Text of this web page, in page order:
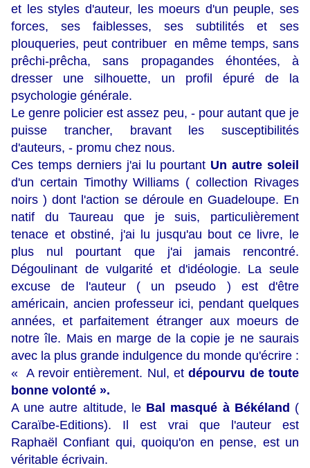
et les styles d'auteur, les moeurs d'un peuple, ses
forces, ses faiblesses, ses subtilités et ses
plouqueries, peut contribuer en même temps, sans
prêchi-prêcha, sans propagandes éhontées, à
dresser une silhouette, un profil épuré de la
psychologie générale.
Le genre policier est assez peu, - pour autant que je
puisse trancher, bravant les susceptibilités
d'auteurs, - promu chez nous.
Ces temps derniers j'ai lu pourtant Un autre soleil
d'un certain Timothy Williams ( collection Rivages
noirs ) dont l'action se déroule en Guadeloupe. En
natif du Taureau que je suis, particulièrement
tenace et obstiné, j'ai lu jusqu'au bout ce livre, le
plus nul pourtant que j'ai jamais rencontré.
Dégoulinant de vulgarité et d'idéologie. La seule
excuse de l'auteur ( un pseudo ) est d'être
américain, ancien professeur ici, pendant quelques
années, et parfaitement étranger aux moeurs de
notre île. Mais en marge de la copie je ne saurais
avec la plus grande indulgence du monde qu'écrire :
« A revoir entièrement. Nul, etdépourvu de toute
bonne volonté ».
A une autre altitude, le Bal masqué à Békéland (
Caraïbe-Editions). Il est vrai que l'auteur est
Raphaël Confiant qui, quoiqu'on en pense, est un
véritable écrivain.